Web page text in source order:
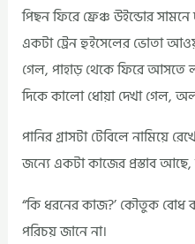
পিছন ফিরে ফ্রেঞ্চ উইন্ডোর
একটা ট্রেন হুইসেলের ভোতা
গেল, পাহাড় থেকে ফিরে আসতে
দিকে কালো ধোয়া দেখা গেল,
পানির গ্রাসটা টেবিলে নামিয়ে
জন্যে একটা কাজের প্রস্তাব আছে,
“কি ধরনের কাজ?’ কৌতুক বোধ
পরিচয় জানে না।